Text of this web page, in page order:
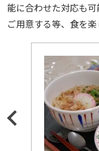
能に合わせた対応も
ご用意する等、食を